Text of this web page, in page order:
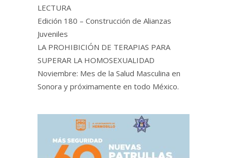
LECTURA
Edición 180 – Construcción de Alianzas
Juveniles
LA PROHIBICIÓN DE TERAPIAS PARA
SUPERAR LA HOMOSEXUALIDAD
Noviembre: Mes de la Salud Masculina en
Sonora y próximamente en todo México.